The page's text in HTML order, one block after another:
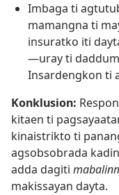
Imbaga ti
mamangna ti
insuratko iti
—uray ti
Insardengkon ti
Konklusion:
kitaen ti
kinaistrikto ti
agsobsobrada
adda dagiti
makissayan dayta.